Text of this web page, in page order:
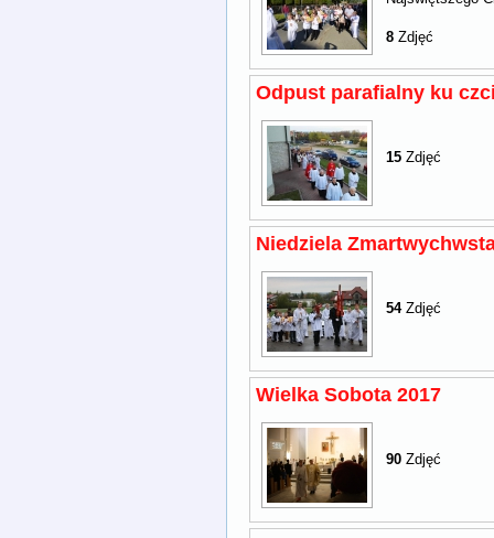
8 Zdjęć
Odpust parafialny ku
15 Zdjęć
Niedziela
54Zdjęć
Wielka Sobota 2017
90 Zdjęć